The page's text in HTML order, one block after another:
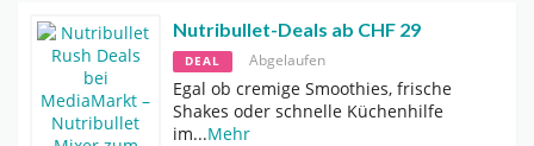
Nutribullet-Deals ab CHF 29
DEAL Abgelaufen
Egal ob cremige Smoothies, frische
Shakes oder schnelle Küchenhilfe
im...Mehr